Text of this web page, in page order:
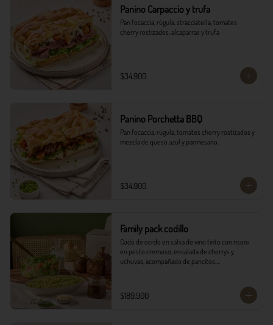
Panino Carpaccio y trufa
Pan focaccia, rúgula, stracciatella, tomates
cherry rostizados, alcaparras y trufa
$34.900
Panino Porchetta BBQ
Pan focaccia, rúgula, tomates cherry rostizados y
mezcla de queso azul y parmesano.
$34.900
Family pack codillo
Codo de cerdo en salsa de vino tinto con risoni
en pesto cremoso, ensalada de cherrys y
uchuvas, acompañado de pancitos.​​
- Risoni (Cantidad ideal para 4 personas)​
- Pancitos​
$189.900